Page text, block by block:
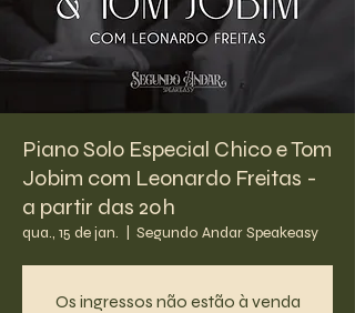
Piano Solo Especial Chico e Tom
Jobim com Leonardo Freitas -
a partir das 20h
qua., 15 de jan. Segundo Andar Speakeasy
Os ingressos não estão à venda